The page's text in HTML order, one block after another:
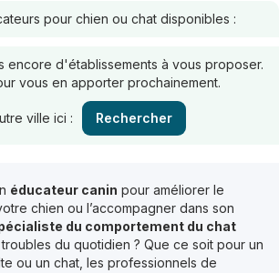
pour chien ou chat disponibles :
encore d'établissements à vous proposer.
vous en apporter prochainement.
ville ici : Rechercher
éducateur canin pour améliorer le
chien ou l’accompagner dans son
du comportement du chat
du quotidien ? Que ce soit pour un
ou un chat, les professionnels de